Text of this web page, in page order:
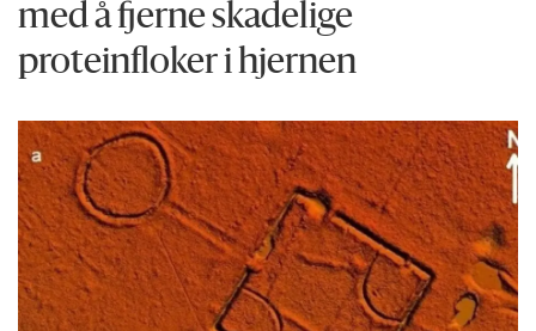
med å fjerne skadelige
proteinfloker i hjernen